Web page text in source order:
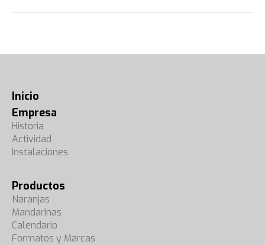
ÁLBUMES
Inicio
Empresa
Historia
Actividad
Instalaciones
Productos
Naranjas
Mandarinas
Calendario
Formatos y Marcas